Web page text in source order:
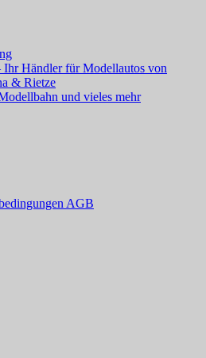
Händler für Modellautos von
& Rietze
und vieles mehr
AGB